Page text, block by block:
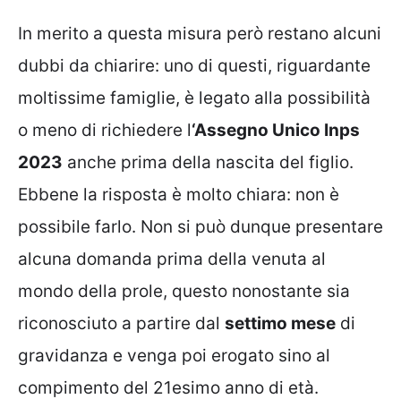
In merito a questa misura però restano alcuni
dubbi da chiarire: uno di questi, riguardante
moltissime famiglie, è legato alla possibilità
o meno di richiedere l‘Assegno Unico Inps
2023 anche prima della nascita del figlio.
Ebbene la risposta è molto chiara: non è
possibile farlo. Non si può dunque presentare
alcuna domanda prima della venuta al
mondo della prole, questo nonostante sia
riconosciuto a partire dal settimo mese di
gravidanza e venga poi erogato sino al
compimento del 21esimo anno di età.